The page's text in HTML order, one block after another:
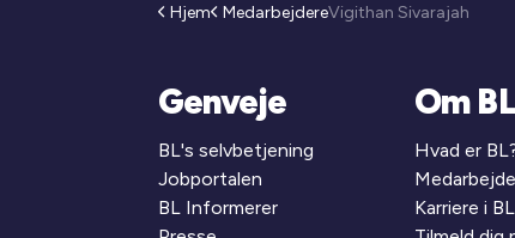
Hjem MedarbejdereVigithan Sivarajah
Genveje
BL's selvbetjening
Jobportalen
BL Informerer
Om BL
Hvad er
Karriere i BL